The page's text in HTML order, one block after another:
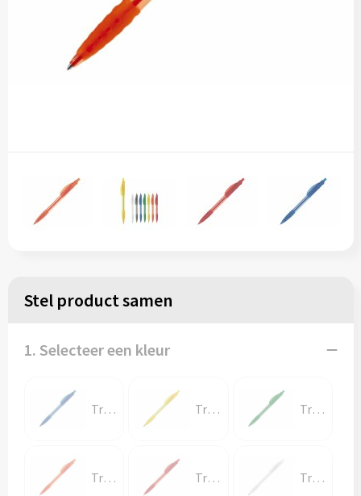
Stel product samen
1. Selecteer een kleur
Transparant / Blauw Transparant / Geel Transparant / Groen
Transparant / Oranje Transparant / Rood Transparant / Wit